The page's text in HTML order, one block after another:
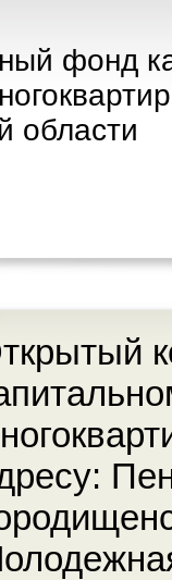
фонд
области